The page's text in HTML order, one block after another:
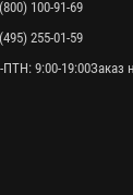
100-91-69
255-01-59
9:00-19:00Заказ